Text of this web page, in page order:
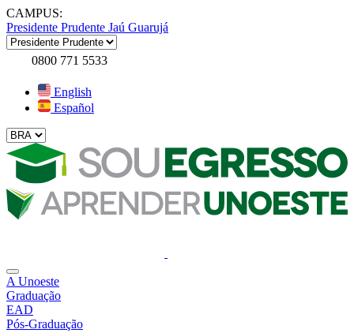
CAMPUS:
Presidente Prudente Jaú Guarujá
0800 771 5533
English
Español
A Unoeste
Graduação
EAD
Pós-Graduação